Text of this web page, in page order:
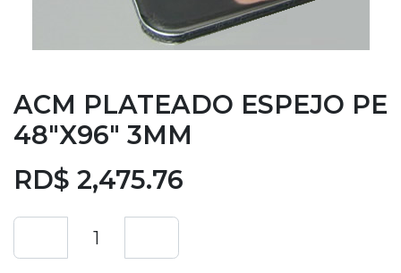
ACM PLATEADO ESPEJO PE
48"X96" 3MM
RD$ 2,475.76